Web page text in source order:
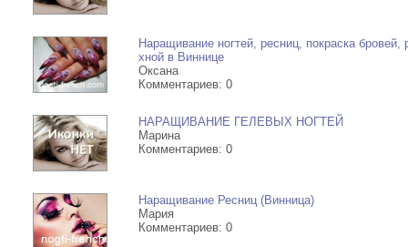
Наращивание ногтей, ресниц, покраска бровей,
хной в Виннице
Оксана
Комментариев: 0
НАРАЩИВАНИЕ ГЕЛЕВЫХ НОГТЕЙ
Марина
Комментариев: 0
Наращивание Ресниц (Винница)
Мария
Комментариев: 0